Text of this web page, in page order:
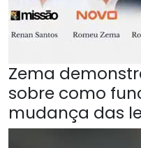
Zema
sobre como
mudança das